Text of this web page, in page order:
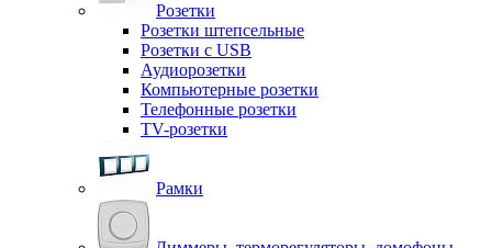
Розетки
Розетки штепсельные
Розетки с USB
Аудиорозетки
Компьютерные розетки
Телефонные розетки
TV-розетки
Рамки